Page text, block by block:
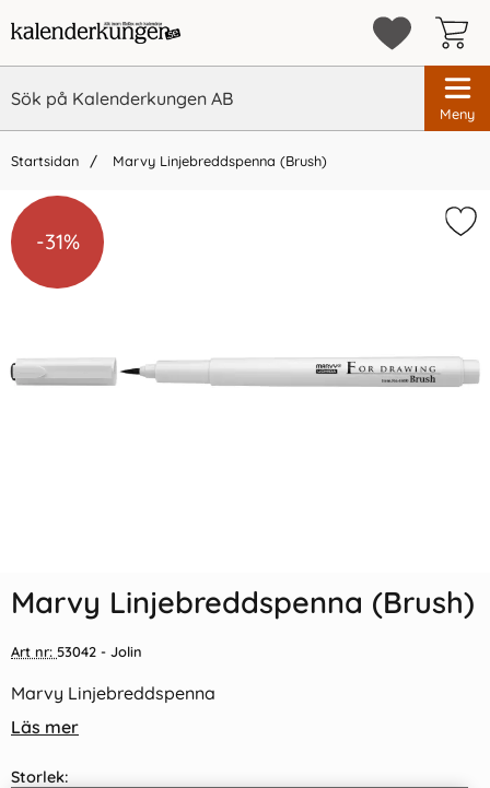
Meny
Startsidan Marvy Linjebreddspenna (Brush)
55 kr/st
29 kr/st
20 kr
-31%
Marvy Linjebreddspenna (Brush)
Art nr: 53042 - Jolin
Marvy Linjebreddspenna
Läs mer
Storlek: